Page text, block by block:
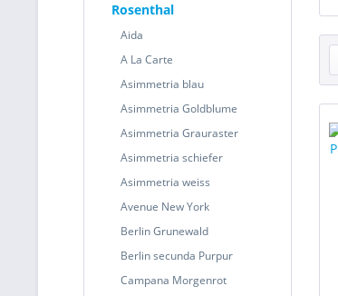
Rosenthal
Aida
A La Carte
Asimmetria blau
Asimmetria Goldblume
Asimmetria Grauraster
Asimmetria schiefer
Asimmetria weiss
Avenue New York
Berlin Grunewald
Berlin secunda Purpur
Campana Morgenrot